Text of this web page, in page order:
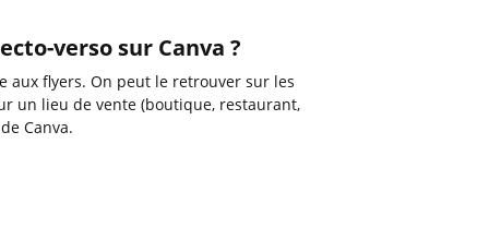
verso sur Canva ?
flyers. On peut le retrouver sur les
un lieu de vente (boutique, restaurant,
Canva.